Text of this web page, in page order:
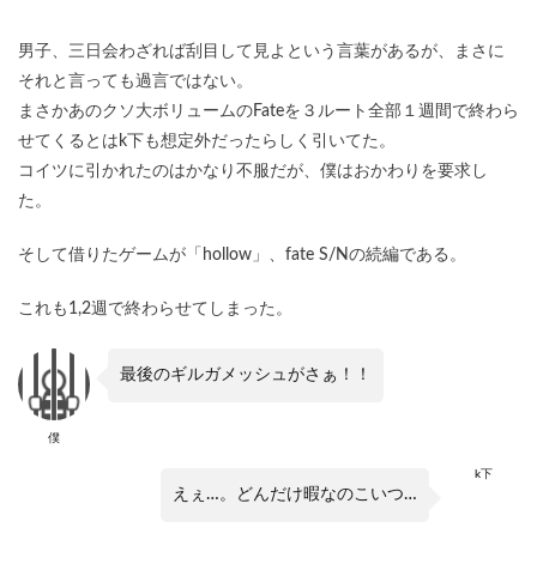
男子、三日会わざれば刮目して見よという言葉があるが、まさに
それと言っても過言ではない。
まさかあのクソ大ボリュームのFateを３ルート全部１週間で終わら
せてくるとはk下も想定外だったらしく引いてた。
コイツに引かれたのはかなり不服だが、僕はおかわりを要求し
た。
そして借りたゲームが「hollow」、fate S/Nの続編である。
これも1,2週で終わらせてしまった。
僕
最後のギルガメッシュがさぁ！！
k下
えぇ…。どんだけ暇なのこいつ…